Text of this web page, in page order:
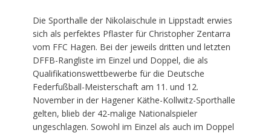
Die Sporthalle der Nikolaischule in Lippstadt erwies
sich als perfektes Pflaster für Christopher Zentarra
vom FFC Hagen. Bei der jeweils dritten und letzten
DFFB-Rangliste im Einzel und Doppel, die als
Qualifikationswettbewerbe für die Deutsche
Federfußball-Meisterschaft am 11. und 12.
November in der Hagener Käthe-Kollwitz-Sporthalle
gelten, blieb der 42-malige Nationalspieler
ungeschlagen. Sowohl im Einzel als auch im Doppel